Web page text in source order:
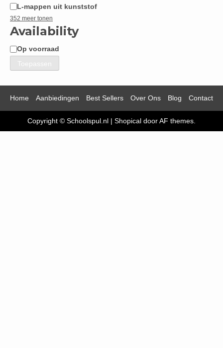
L-mappen uit kunststof
352 meer tonen
Availability
Beschikbaarheid
Op voorraad
Toepassen
Home Aanbiedingen Best Sellers Over Ons Blog Contact
Copyright © Schoolspul.nl | Shopical door AF themes.